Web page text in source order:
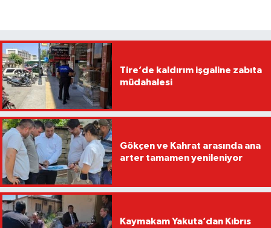
Tire’de kaldırım işgaline zabıta
müdahalesi
Gökçen ve Kahrat arasında ana
arter tamamen yenileniyor
Kaymakam Yakuta’dan Kıbrıs